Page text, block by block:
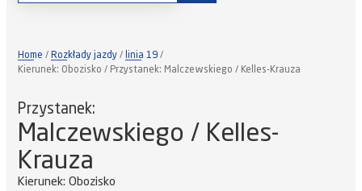
Home Rozkłady jazdy
linia 19
Kierunek: Obozisko / Przystanek: Malczewskiego / Kelles-Krauza
Przystanek:
Malczewskiego / Kelles-
Krauza
Kierunek: Obozisko